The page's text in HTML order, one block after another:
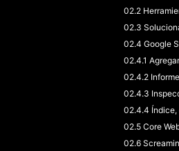
02.2
02.3
02.4 Google
02.4.1
02.4.2
02.4.3
02.4.4 Índice,
02.5 Core
02.6